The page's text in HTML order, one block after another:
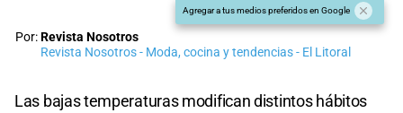
Agregar a tus medios preferidos en Google
Por:Revista Nosotros
Revista Nosotros - Moda, cocina y tendencias - El Litoral
Las bajas temperaturas modifican distintos hábitos